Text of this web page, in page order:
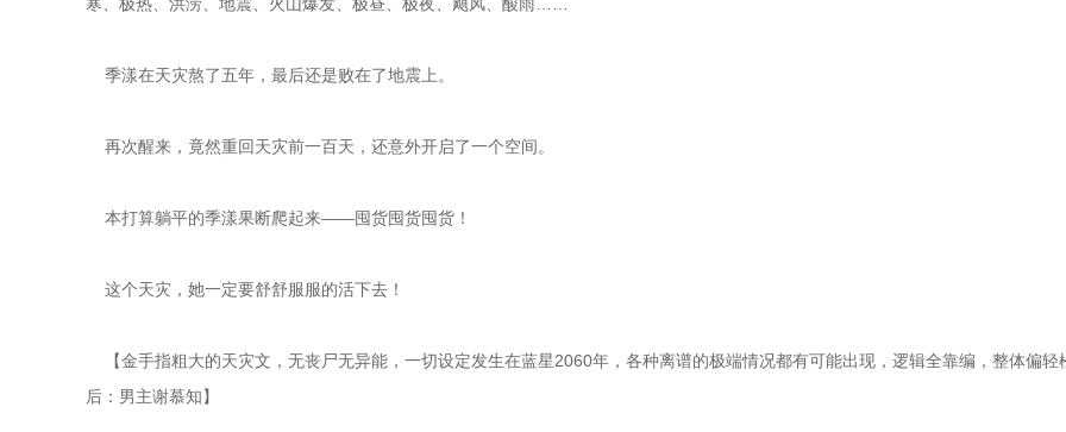
季漾在天灾熬了五年，最后还是败在了地震上。
再次醒来，竟然重回天灾前一百天，还意外开启了一个空间。
本打算躺平的季漾果断爬起来——囤货囤货囤货！
这个天灾，她一定要舒舒服服的活下去！
【金手指粗大的天灾文，无丧尸无异能，一切设定发生在蓝星2060年，各种离谱的极端情况都有可能出现，逻辑全靠编，整体偏轻
后：男主谢慕知】